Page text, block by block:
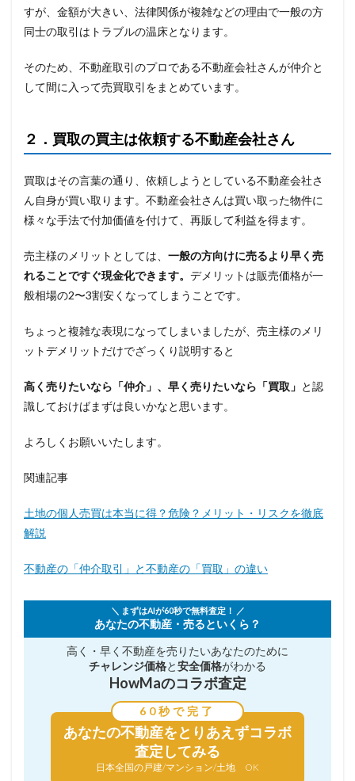
すが、金額が大きい、法律関係が複雑などの理由で一般の方
同士の取引はトラブルの温床となります。
そのため、不動産取引のプロである不動産会社さんが仲介と
して間に入って売買取引をまとめています。
２．買取の買主は依頼する不動産会社さん
買取はその言葉の通り、依頼しようとしている不動産会社さ
ん自身が買い取ります。不動産会社さんは買い取った物件に
様々な手法で付加価値を付けて、再販して利益を得ます。
売主様のメリットとしては、 一般の方向けに売るより早く売
れることですぐ現金化できます。 デメリットは販売価格が一
般相場の2〜3割安くなってしまうことです。
ちょっと複雑な表現になってしまいましたが、売主様のメリ
ットデメリットだけでざっくり説明すると
高く売りたいなら「仲介」、早く売りたいなら「買取」 と認
識しておけばまずは良いかなと思います。
よろしくお願いいたします。
関連記事
土地の個人売買は本当に得？危険？メリット・リスクを徹底
解説
不動産の「仲介取引」と不動産の「買取」の違い
＼ まずはAIが60秒で無料査定！ ／
あなたの不動産・売るといくら？
高く・早く不動産を売りたいあなたのために
チャレンジ価格と安全価格がわかる
HowMaのコラボ査定
60秒で完了
あなたの不動産をとりあえずコラボ
査定してみる
日本全国の戸建/マンション/土地 OK